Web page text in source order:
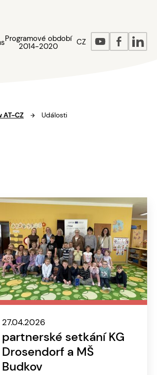
Programové období
2014-2020
CZ
AT-CZ Události
27.04.2026
partnerské setkání KG
Drosendorf a MŠ
Budkov